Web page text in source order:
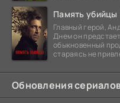
Память убийцы
Главный герой,
Днем он
обыкновенный
стараясь не
Обновления